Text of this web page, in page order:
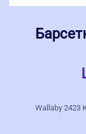
Wallaby 2423